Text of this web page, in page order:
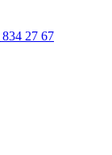
27 67